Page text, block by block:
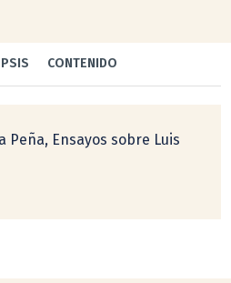
CONTENIDO
Peña, Ensayos sobre Luis